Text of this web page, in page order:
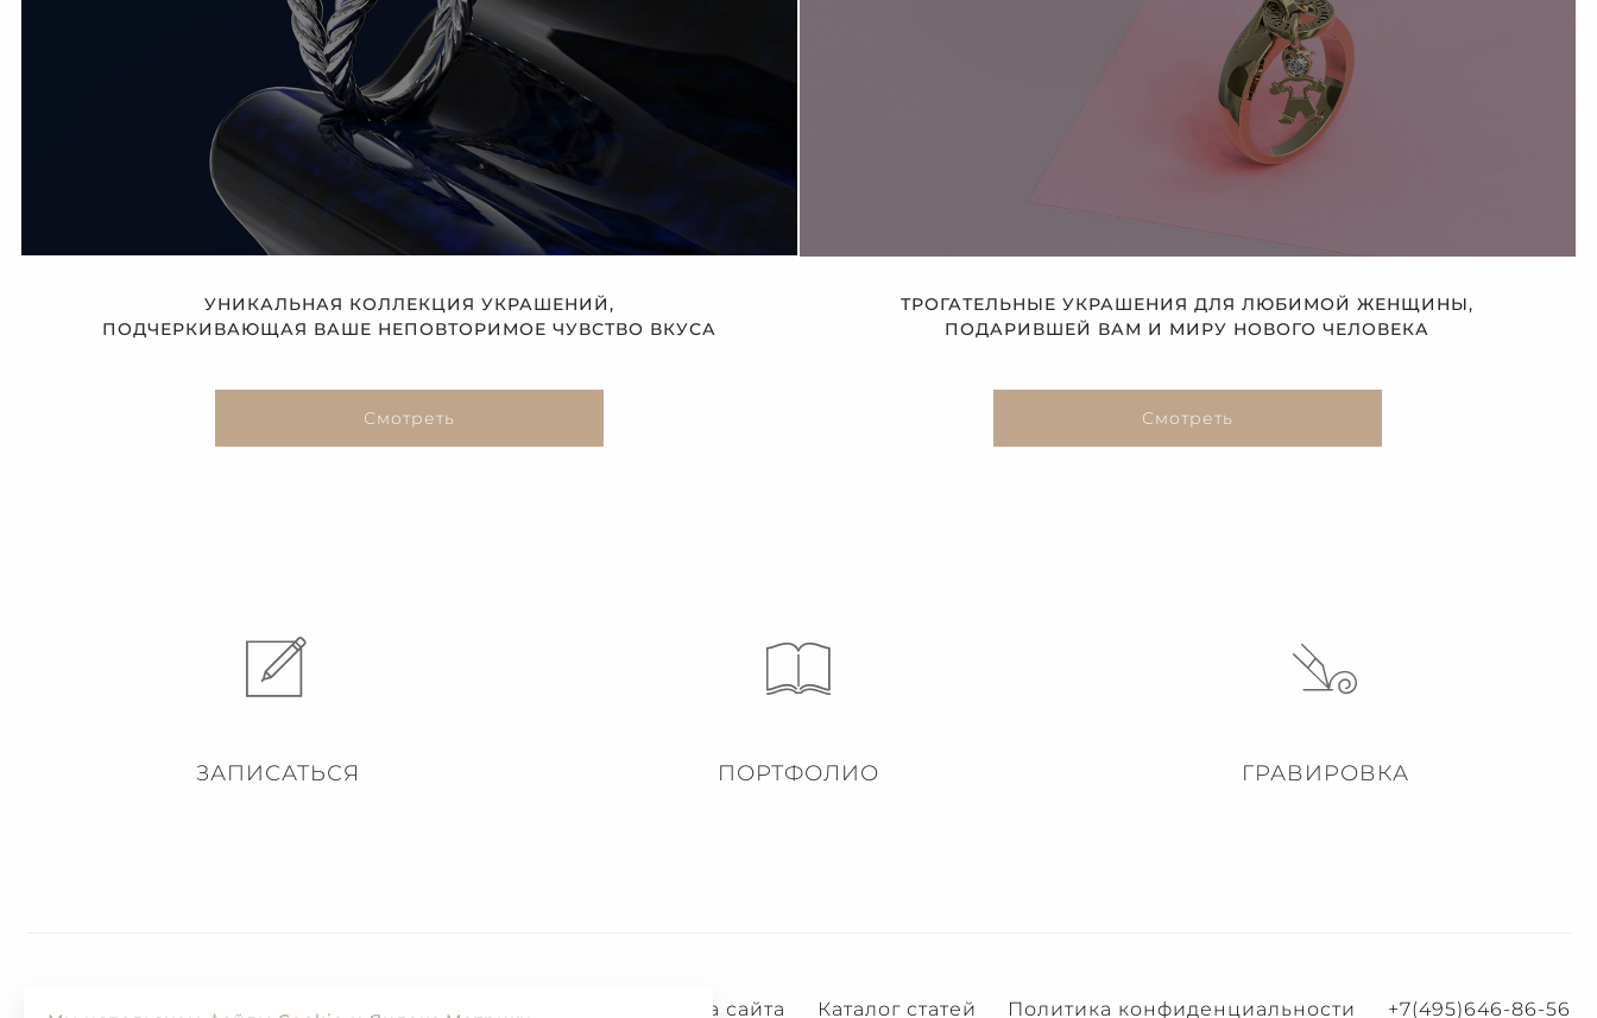
УНИКАЛЬНАЯ КОЛЛЕКЦИЯ УКРАШЕНИЙ,
ПОДЧЕРКИВАЮЩАЯ ВАШЕ НЕПОВТОРИМОЕ ЧУВСТВО ВКУСА
Смотреть
ТРОГАТЕЛЬНЫЕ УКРАШЕНИЯ ДЛЯ ЛЮБИМОЙ ЖЕНЩИНЫ,
ПОДАРИВШЕЙ ВАМ И МИРУ НОВОГО ЧЕЛОВЕКА
Смотреть
ЗАПИСАТЬСЯ ПОРТФОЛИО ГРАВИРОВКА
Карта сайта Каталог статей Политика конфиденциальности +7(495)646-86-56